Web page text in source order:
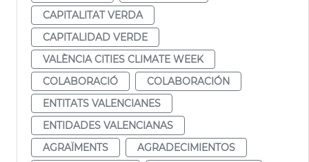
CAPITALITAT VERDA
CAPITALIDAD VERDE
VALÈNCIA CITIES CLIMATE WEEK
COLABORACIÓ
COLABORACIÓN
ENTITATS VALENCIANES
ENTIDADES VALENCIANAS
AGRAÏMENTS
AGRADECIMIENTOS